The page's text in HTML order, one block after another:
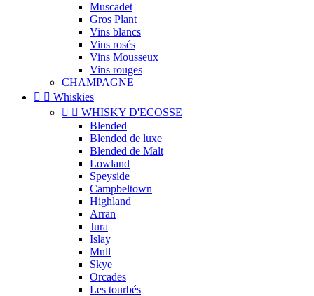
Muscadet
Gros Plant
Vins blancs
Vins rosés
Vins Mousseux
Vins rouges
CHAMPAGNE
  Whiskies
  WHISKY D'ECOSSE
Blended
Blended de luxe
Blended de Malt
Lowland
Speyside
Campbeltown
Highland
Arran
Jura
Islay
Mull
Skye
Orcades
Les tourbés